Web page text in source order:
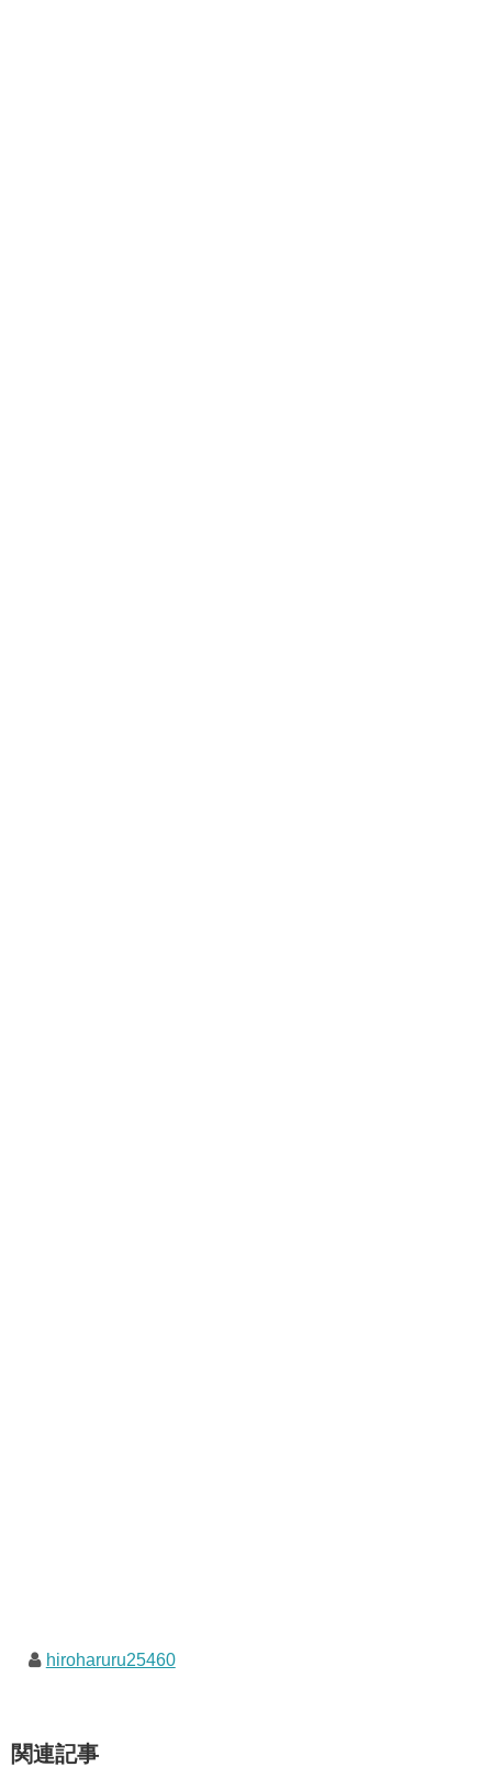
hiroharuru25460
関連記事